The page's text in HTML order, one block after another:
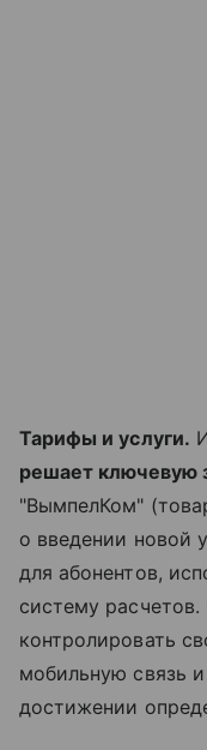
Тарифы и услуги.
решает ключевую
"ВымпелКом"
о введении новой
для абонентов,
систему расчетов.
контролировать
мобильную связь
достижении